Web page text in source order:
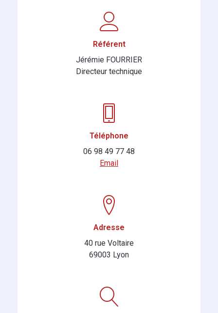
Référent
Jérémie FOURRIER
Directeur technique
Téléphone
06 98 49 77 48
Email
Adresse
40 rue Voltaire
69003 Lyon